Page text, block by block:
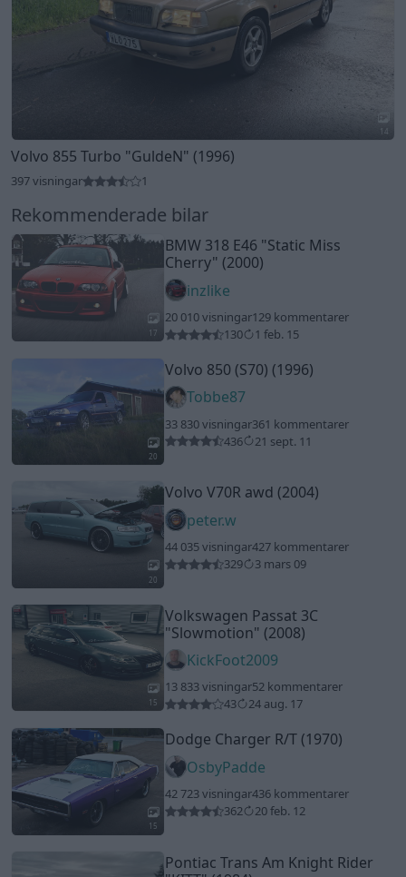
14
Volvo 855 Turbo "GuldeN" (1996)
397 visningar 1
Rekommenderade bilar
17
BMW 318 E46 "Static Miss
Cherry" (2000)
inzlike
20 010 visningar129 kommentarer
130
1 feb. 15
20
Volvo 850 (S70) (1996)
Tobbe87
33 830 visningar361 kommentarer
436
21 sept. 11
20
Volvo V70R awd (2004)
peter.w
44 035 visningar427 kommentarer
329
3 mars 09
15
Volkswagen Passat 3C
"Slowmotion" (2008)
KickFoot2009
13 833 visningar52 kommentarer
43
24 aug. 17
15
Dodge Charger R/T (1970)
OsbyPadde
42 723 visningar436 kommentarer
362
20 feb. 12
Pontiac Trans Am Knight Rider